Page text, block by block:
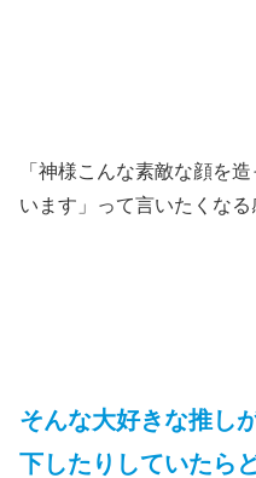
「神様こんな素敵な顔を
います」って言いたくなる
そんな大好きな推し
下したりしていたら